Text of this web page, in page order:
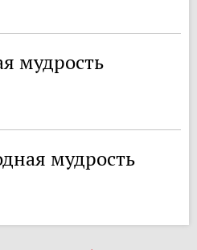
мудрость
мудрость